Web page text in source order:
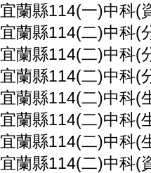
宜蘭縣114(一)中科(
宜蘭縣114(二)中科(
宜蘭縣114(二)中科(
宜蘭縣114(二)中科(
宜蘭縣114(二)中科(
宜蘭縣114(二)中科(
宜蘭縣114(二)中科(
宜蘭縣114(二)中科(